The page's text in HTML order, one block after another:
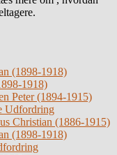
(1898-1918)
1918)
Peter (1894-1915)
Udfordring
Christian (1886-1915)
(1898-1918)